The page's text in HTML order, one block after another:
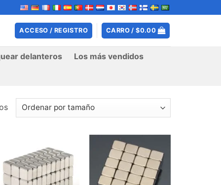
ACCESO / REGISTRO CARRO /$0.00
delanteros
Los más vendidos